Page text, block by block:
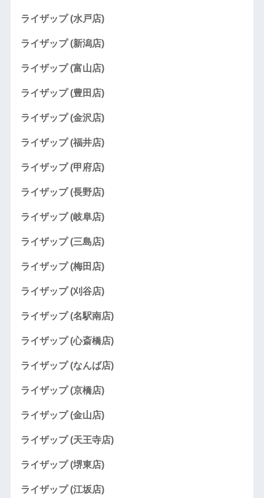
ライザップ (水戸店)
ライザップ (新潟店)
ライザップ (富山店)
ライザップ (豊田店)
ライザップ (金沢店)
ライザップ (福井店)
ライザップ (甲府店)
ライザップ (長野店)
ライザップ (岐阜店)
ライザップ (三島店)
ライザップ (梅田店)
ライザップ (刈谷店)
ライザップ (名駅南店)
ライザップ (心斎橋店)
ライザップ (なんば店)
ライザップ (京橋店)
ライザップ (金山店)
ライザップ (天王寺店)
ライザップ (堺東店)
ライザップ (江坂店)